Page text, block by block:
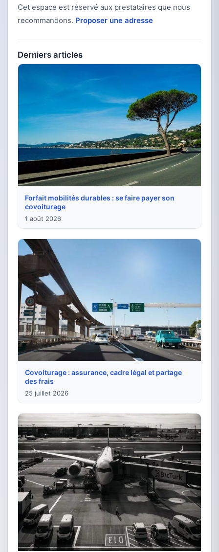
Cet espace est réservé aux prestataires que nous
recommandons. Proposer une adresse
Derniers articles
Forfait mobilités durables : se faire payer son
covoiturage
1 août 2026
Covoiturage : assurance, cadre légal et partage
des frais
25 juillet 2026